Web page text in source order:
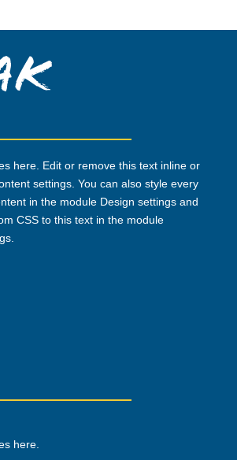
here. Edit or remove this text inline or
settings. You can also style every
in the module Design settings and
CSS to this text in the module
here.